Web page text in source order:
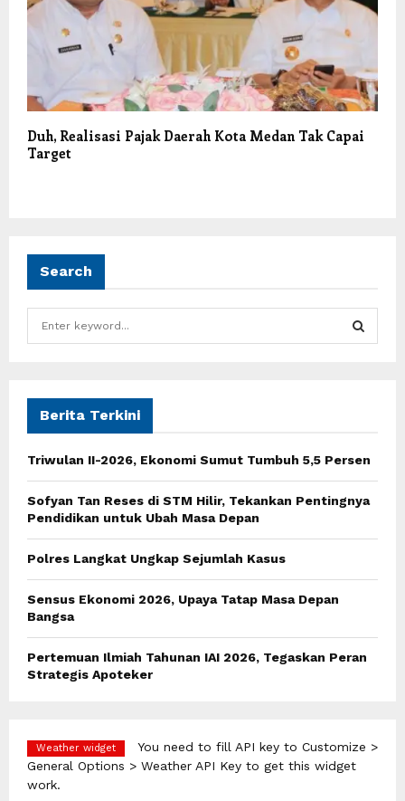
Duh, Realisasi Pajak Daerah Kota Medan Tak Capai
Target
Search
f
r
C
H
Berita Terkini
Triwulan II-2026, Ekonomi Sumut Tumbuh 5,5 Persen
Sofyan Tan Reses di STM Hilir, Tekankan Pentingnya
Pendidikan untuk Ubah Masa Depan
Polres Langkat Ungkap Sejumlah Kasus
Sensus Ekonomi 2026, Upaya Tatap Masa Depan
Bangsa
Pertemuan Ilmiah Tahunan IAI 2026, Tegaskan Peran
Strategis Apoteker
Weather widget
You need to fill API key to Customize >
General Options > Weather API Key to get this widget
work.